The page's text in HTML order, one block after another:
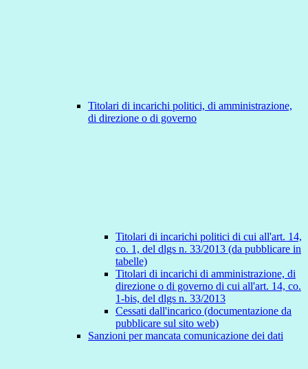
Titolari di incarichi politici, di amministrazione,
di direzione o di governo
Titolari di incarichi politici di cui all'art. 14,
co. 1, del dlgs n. 33/2013 (da pubblicare in
tabelle)
Titolari di incarichi di amministrazione, di
direzione o di governo di cui all'art. 14, co.
1-bis, del dlgs n. 33/2013
Cessati dall'incarico (documentazione da
pubblicare sul sito web)
Sanzioni per mancata comunicazione dei dati